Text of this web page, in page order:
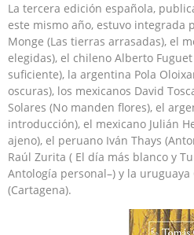
La tercera edición española,
este mismo año, estuvo integrada
Monge (Las tierras arrasadas), el
elegidas), el chileno Alberto
suficiente), la argentina Pola
oscuras), los mexicanos David
Solares (No manden flores), el
introducción), el mexicano Julián
ajeno), el peruano Iván Thays
Raúl Zurita ( El día más blanco y
Antología personal–) y la
(Cartagena).